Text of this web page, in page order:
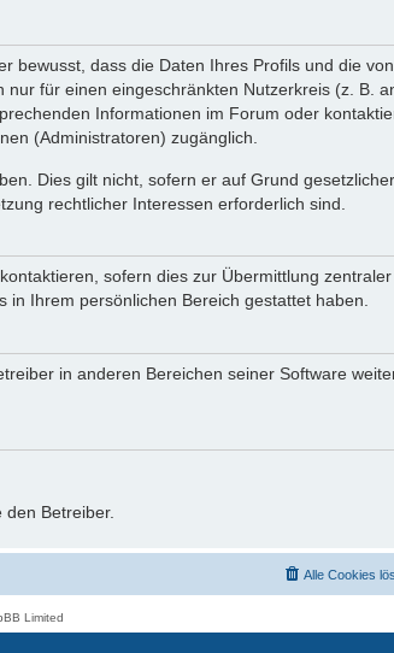
bewusst, dass die Daten Ihres Profils und die
für einen eingeschränkten Nutzerkreis (z. B.
Informationen im Forum oder
(Administratoren) zugänglich.
Dies gilt nicht, sofern er auf Grund
rechtlicher Interessen erforderlich sind.
sofern dies zur Übermittlung
in Ihrem persönlichen Bereich gestattet haben.
in anderen Bereichen seiner Software
Betreiber.
Alle Cookies
Limited